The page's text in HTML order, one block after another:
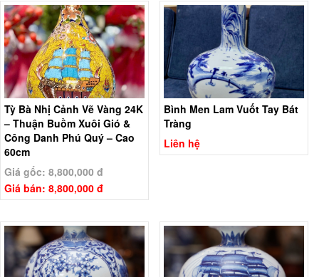
Tỳ Bà Nhị Cảnh Vẽ Vàng 24K
– Thuận Buồm Xuôi Gió &
Công Danh Phú Quý – Cao
60cm
Giá gốc: 8,800,000 đ
Giá bán: 8,800,000 đ
Bình Men Lam Vuốt Tay Bát
Tràng
Liên hệ